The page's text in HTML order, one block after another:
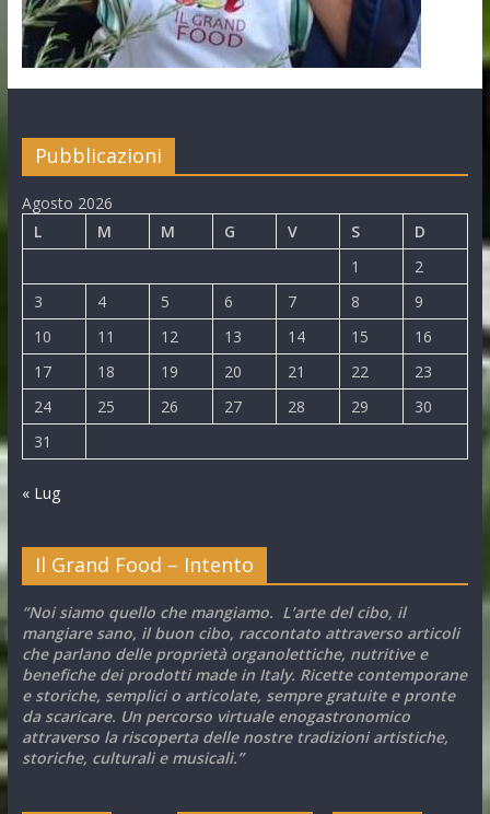
Pubblicazioni
Agosto 2026
L
M M G V S
D
1
2
3
4 5 6 7 8
9
10
11 12 13 14 15
16
17
18 19 20 21 22
23
24
25 26 27 28 29
30
31
« Lug
Il Grand Food – Intento
“Noi siamo quello che mangiamo. L’arte del cibo, il
mangiare sano, il buon cibo, raccontato attraverso articoli
che parlano delle proprietà organolettiche, nutritive e
benefiche dei prodotti made in Italy. Ricette contemporane
e storiche, semplici o articolate, sempre gratuite e pronte
da scaricare. Un percorso virtuale enogastronomico
attraverso la riscoperta delle nostre tradizioni artistiche,
storiche, culturali e musicali.”